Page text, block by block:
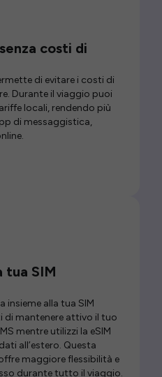
costi di
di evitare i costi di
Durante il viaggio puoi
locali, rendendo più
di messaggistica,
tua SIM
insieme alla tua SIM
di mantenere attivo il tuo
mentre utilizzi la eSIM
all’estero. Questa
maggiore flessibilità e
durante tutto il viaggio.